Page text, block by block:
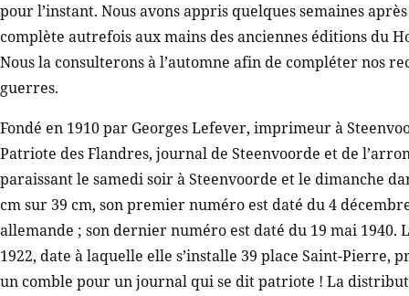
pour l’instant. Nous avons appris quelques semaines
complète autrefois aux mains des anciennes éditions du
Nous la consulterons à l’automne afin de compléter nos
guerres.
Fondé en 1910 par Georges Lefever, imprimeur à
Patriote des Flandres, journal de Steenvoorde et de
paraissant le samedi soir à Steenvoorde et le dimanche
cm sur 39 cm, son premier numéro est daté du 4
allemande ; son dernier numéro est daté du 19 mai 1940.
1922, date à laquelle elle s’installe 39 place Saint-Pierre,
un comble pour un journal qui se dit patriote ! La